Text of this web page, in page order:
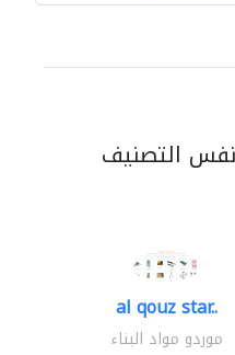
التصنيف
al qouz star..
موردو مواد البناء